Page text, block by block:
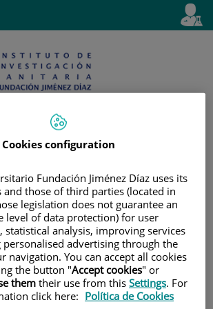
Active
en
Cookies configuration
Fundación Jiménez Díaz uses its
and those of third parties (located in
legislation does not guarantee an
level of data protection) for user
statistical analysis, improving services
advertising through the
navigation. You can accept all cookies
the button "Accept cookies" or
them their use from this Settings. For
click here: Política de Cookies